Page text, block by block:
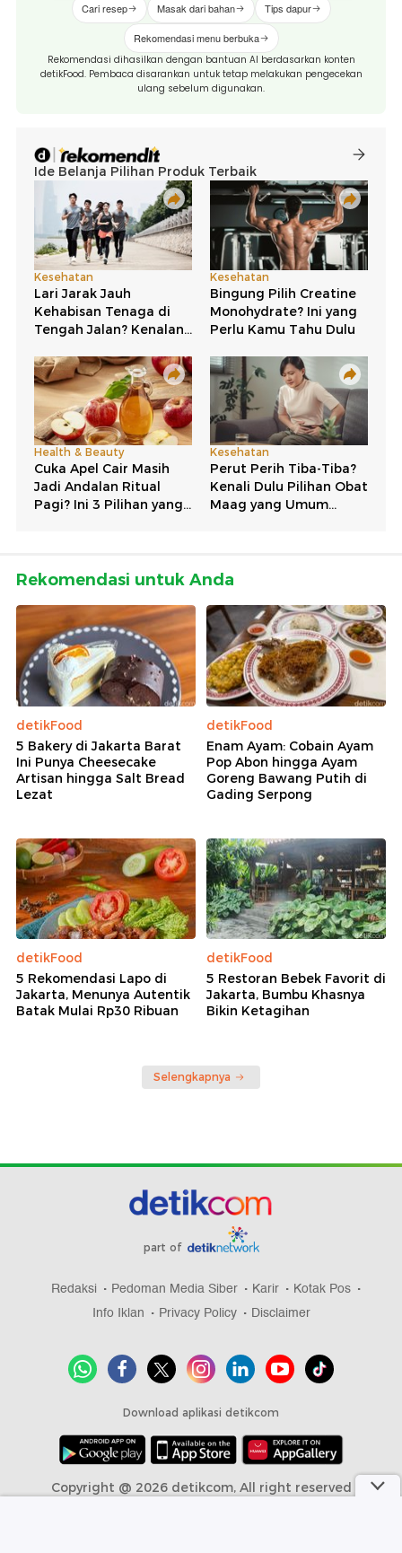
Cari resep Masak dari bahan Tips dapur
Rekomendasi menu berbuka
Rekomendasi dihasilkan dengan bantuan AI berdasarkan konten
detikFood. Pembaca disarankan untuk tetap melakukan pengecekan
ulang sebelum digunakan.
Rekomendasi untuk Anda
detikFood
5 Bakery di Jakarta Barat
Ini Punya Cheesecake
Artisan hingga Salt Bread
Lezat
detikFood
Enam Ayam: Cobain Ayam
Pop Abon hingga Ayam
Goreng Bawang Putih di
Gading Serpong
detikFood
5 Rekomendasi Lapo di
Jakarta, Menunya Autentik
Batak Mulai Rp30 Ribuan
detikFood
5 Restoran Bebek Favorit di
Jakarta, Bumbu Khasnya
Bikin Ketagihan
Selengkapnya
part of
Redaksi Pedoman Media Siber Karir
Kotak Pos
Info Iklan
Privacy Policy Disclaimer
Download aplikasi detikcom
Copyright @ 2026 detikcom, All right reserved